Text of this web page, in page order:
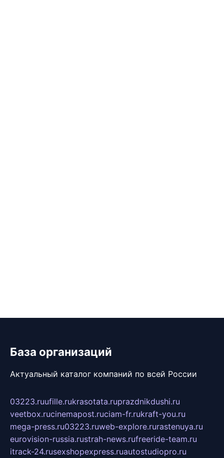
База организаций
Актуальный каталог компаний по всей России
03223.ruufille.rukrasotata.ruprazdnikdushi.ru
veetbox.rucinemapost.ruciam-fr.rukraft-you.ru
mega-press.ru03223.ruweb-explore.rurastenuya.ru
eurovision-russia.rustrah-news.rufreeride-team.ru
itrack-24.rusexshopexpress.ruautostudiopro.ru